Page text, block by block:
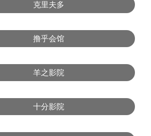
克里夫多
撸乎会馆
羊之影院
十分影院